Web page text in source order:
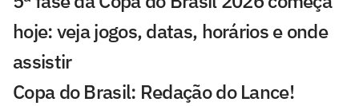
hoje: veja jogos, datas, horários e onde
assistir
Copa do Brasil: Redação do Lance!